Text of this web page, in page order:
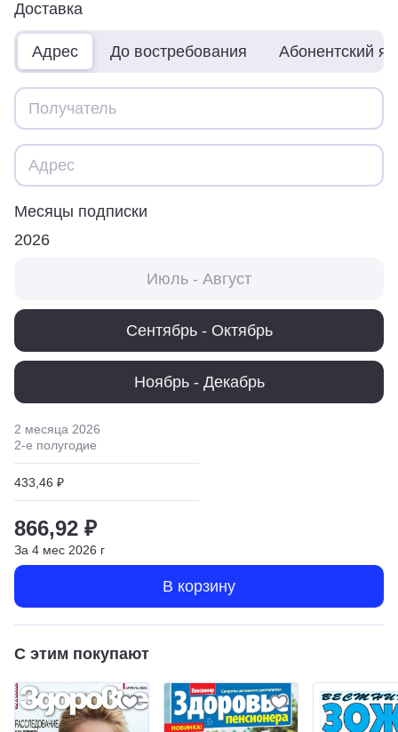
Доставка
Адрес До востребования Абонентский
Месяцы подписки
2026
Июль - Август
Сентябрь - Октябрь
Ноябрь - Декабрь
2 месяца 2026
2-е полугодие
433,46 ₽
866,92 ₽
За 4 мес 2026 г
В корзину
С этим покупают